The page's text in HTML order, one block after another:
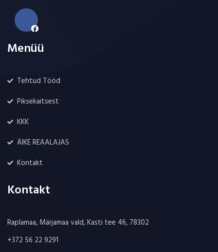
Menüü
Tehtud Tööd
Piksekaitsest
KKK
ÄIKE REAALAJAS
Kontakt
Kontakt
Raplamaa, Märjamaa vald, Kasti tee 46, 78302
+372 56 22 9291